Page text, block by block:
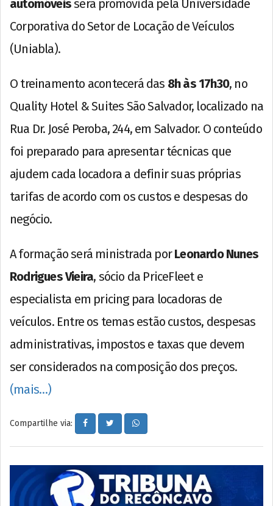
automóveisserá promovida pela Universidade
Corporativa do Setor de Locação de Veículos
(Uniabla).
O treinamento acontecerá das 8h às 17h30, no
Quality Hotel & Suites São Salvador, localizado na
Rua Dr. José Peroba, 244, em Salvador. O conteúdo
foi preparado para apresentar técnicas que
ajudem cada locadora a definir suas próprias
tarifas de acordo com os custos e despesas do
negócio.
A formação será ministrada porLeonardo Nunes
Rodrigues Vieira, sócio da PriceFleet e
especialista em pricing para locadoras de
veículos. Entre os temas estão custos, despesas
administrativas, impostos e taxas que devem
ser considerados na composição dos preços.
(mais…)
Compartilhe via: